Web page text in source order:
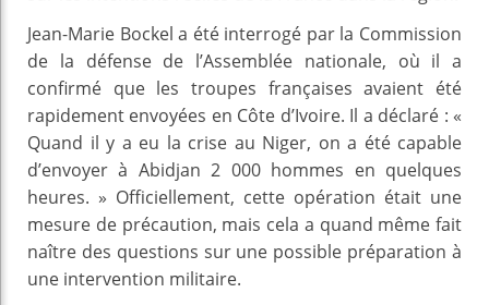
Jean-Marie Bockel a été interrogé par la Commission
de la défense de l’Assemblée nationale, où il a
confirmé que les troupes françaises avaient été
rapidement envoyées en Côte d’Ivoire. Il a déclaré : «
Quand il y a eu la crise au Niger, on a été capable
d’envoyer à Abidjan 2 000 hommes en quelques
heures. » Officiellement, cette opération était une
mesure de précaution, mais cela a quand même fait
naître des questions sur une possible préparation à
une intervention militaire.